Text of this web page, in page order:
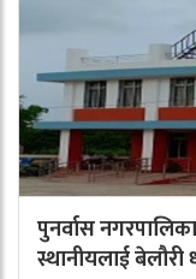
पुनर्वास
स्थानीयलाई बेलौरी